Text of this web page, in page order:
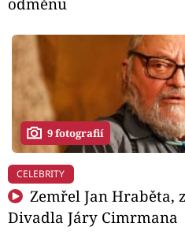
9 fotografií
CELEBRITY
Zemřel Jan Hraběta,
Divadla Járy Cimrmana